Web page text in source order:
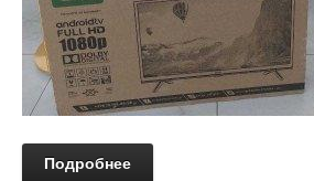
Подробнее